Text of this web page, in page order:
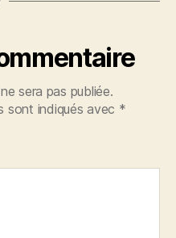
sera pas publiée.
sont indiqués avec *